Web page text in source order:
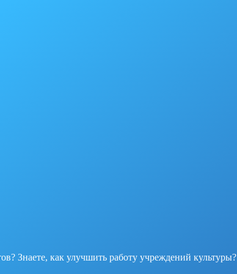
Знаете, как улучшить работу учреждений культуры?